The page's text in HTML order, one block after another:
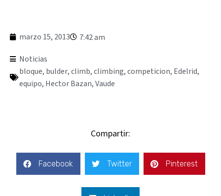
marzo 15, 2013 7:42 am
Noticias
bloque, bulder, climb, climbing, competicion, Edelrid,
equipo, Hector Bazan, Vaude
Compartir:
Facebook Twitter Pinterest